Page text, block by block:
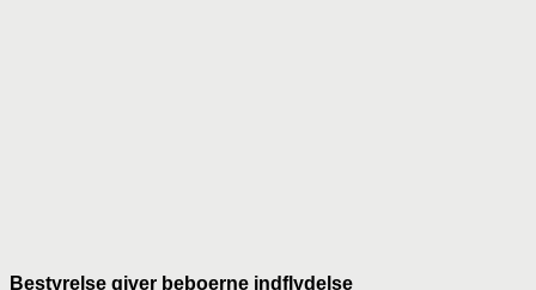
Bestyrelse giver beboerne indflydelse